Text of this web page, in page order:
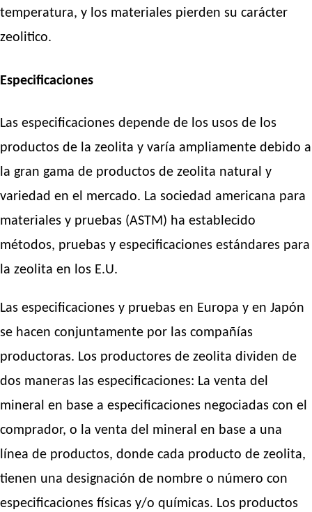
temperatura, y los materiales pierden su carácter
zeolitico.
Especificaciones
Las especificaciones depende de los usos de los
productos de la zeolita y varía ampliamente debido a
la gran gama de productos de zeolita natural y
variedad en el mercado. La sociedad americana para
materiales y pruebas (ASTM) ha establecido
métodos, pruebas y especificaciones estándares para
la zeolita en los E.U.
Las especificaciones y pruebas en Europa y en Japón
se hacen conjuntamente por las compañías
productoras. Los productores de zeolita dividen de
dos maneras las especificaciones: La venta del
mineral en base a especificaciones negociadas con el
comprador, o la venta del mineral en base a una
línea de productos, donde cada producto de zeolita,
tienen una designación de nombre o número con
especificaciones físicas y/o químicas. Los productos